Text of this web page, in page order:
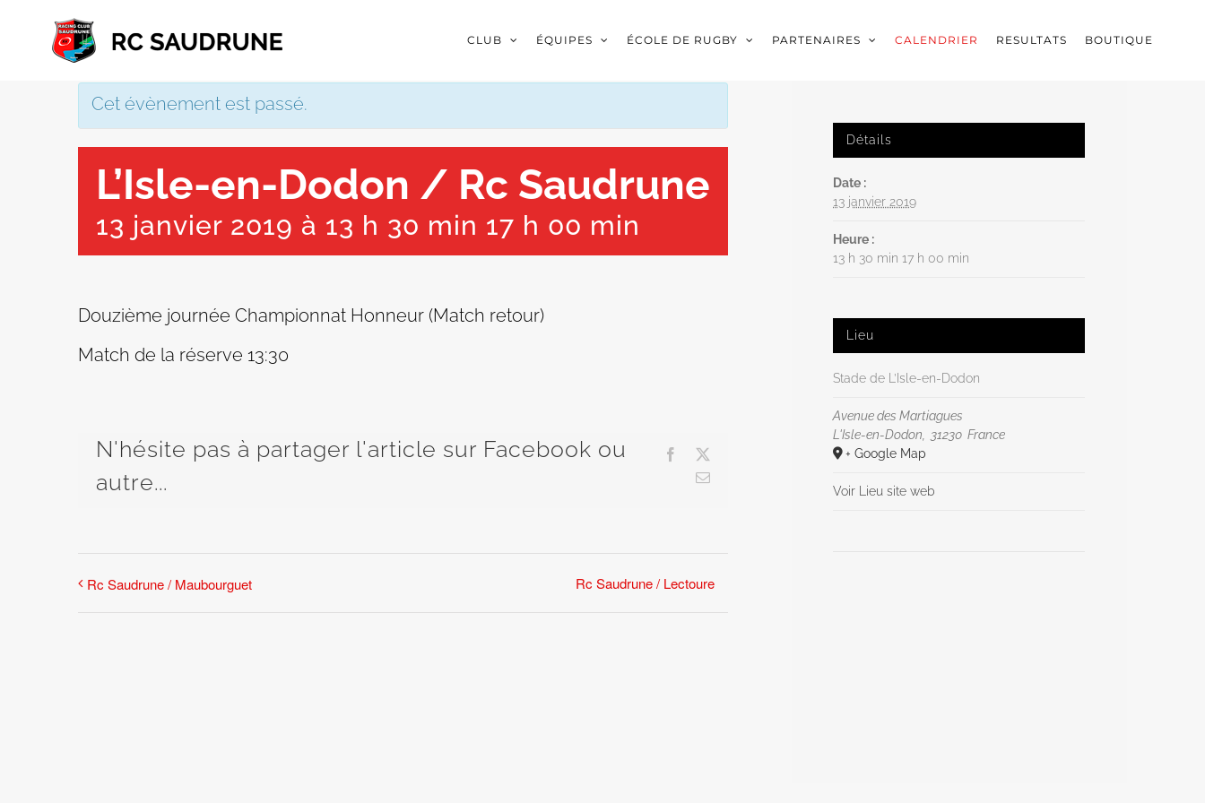
contenu
CLUB ÉQUIPES ÉCOLE DE RUGBY PARTENAIRES CALENDRIER RESULTATS BOUTIQUE
Cet évènement est passé.
L’Isle-en-Dodon / Rc Saudrune
13 janvier 2019 à 13 h 30 min 17 h 00 min
Douzième journée Championnat Honneur (Match retour)
Match de la réserve 13:30
N'hésite pas à partager l'article sur Facebook ou
autre...
Facebook
Email
Rc Saudrune / Maubourguet Rc Saudrune / Lectoure
Détails
Date :
13 janvier 2019
Heure :
13 h 30 min 17 h 00 min
Lieu
Stade de L’Isle-en-Dodon
Avenue des Martiagues
L'Isle-en-Dodon
31230 France
+ Google Map
Voir Lieu site web